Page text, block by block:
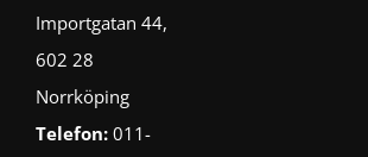
Importgatan 44,
602 28
Norrköping
Telefon: 011-